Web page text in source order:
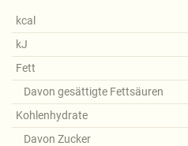
kcal
kJ
Fett
Davon gesättigte Fettsäuren
Kohlenhydrate
Davon Zucker